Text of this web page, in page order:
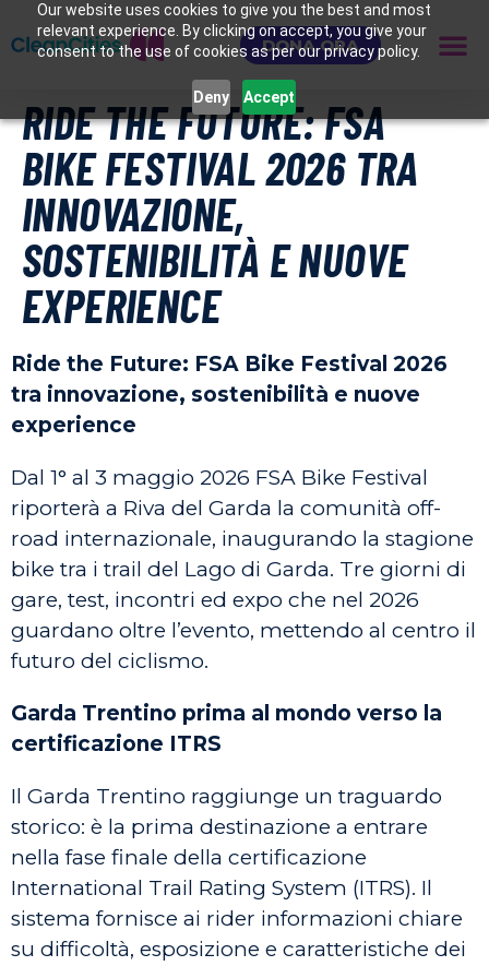
Our website uses cookies to give you the best and most
relevant experience. By clicking on accept, you give your
consent to the use of cookies as per our privacy policy.
Deny Accept
DONA ORA
RIDE THE FUTURE: FSA
BIKE FESTIVAL 2026 TRA
INNOVAZIONE,
SOSTENIBILITÀ E NUOVE
EXPERIENCE
Ride the Future: FSA Bike Festival 2026
tra innovazione, sostenibilità e nuove
experience
Dal 1° al 3 maggio 2026 FSA Bike Festival
riporterà a Riva del Garda la comunità off-
road internazionale, inaugurando la stagione
bike tra i trail del Lago di Garda. Tre giorni di
gare, test, incontri ed expo che nel 2026
guardano oltre l’evento, mettendo al centro il
futuro del ciclismo.
Garda Trentino prima al mondo verso la
certificazione ITRS
Il Garda Trentino raggiunge un traguardo
storico: è la prima destinazione a entrare
nella fase finale della certificazione
International Trail Rating System (ITRS). Il
sistema fornisce ai rider informazioni chiare
su difficoltà, esposizione e caratteristiche dei